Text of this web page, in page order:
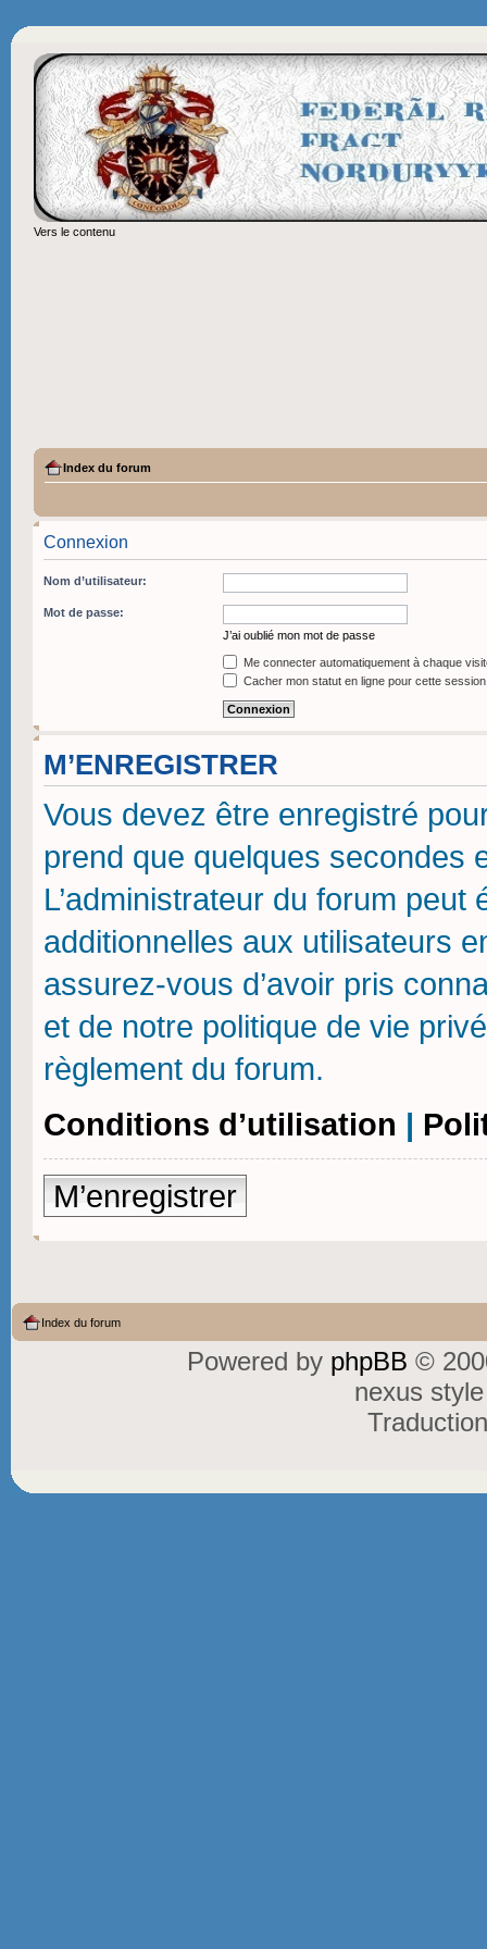
Vers le contenu
Index du forum
Connexion
Nom d’utilisateur:
Mot de passe:
J’ai oublié mon mot de passe
Me connecter automatiquement à chaque
Cacher mon statut en ligne pour cette session
M’ENREGISTRER
Vous devez être enregistré
prend que quelques secondes
L’administrateur du forum
additionnelles aux utilisateurs
assurez-vous d’avoir pris
et de notre politique de vie
règlement du forum.
Conditions d’utilisation |
M’enregistrer
Index du forum
Powered by phpBB ©
nexus